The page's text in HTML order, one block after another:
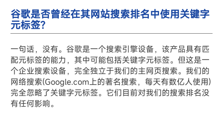
谷歌是否曾经在其网站搜索排名中使用关键字
元标签?
一句话，没有。谷歌是一个搜索引擎设备，该产品具有匹
配元标签的能力，其中可能包括关键字元标签。但这是一
个企业搜索设备，完全独立于我们的主网页搜索。 我们的
网络搜索(Google.com上的著名搜索，每天有数亿人使用)
完全忽略了关键字元标签。它们目前对我们的搜索排名没
有任何影响。